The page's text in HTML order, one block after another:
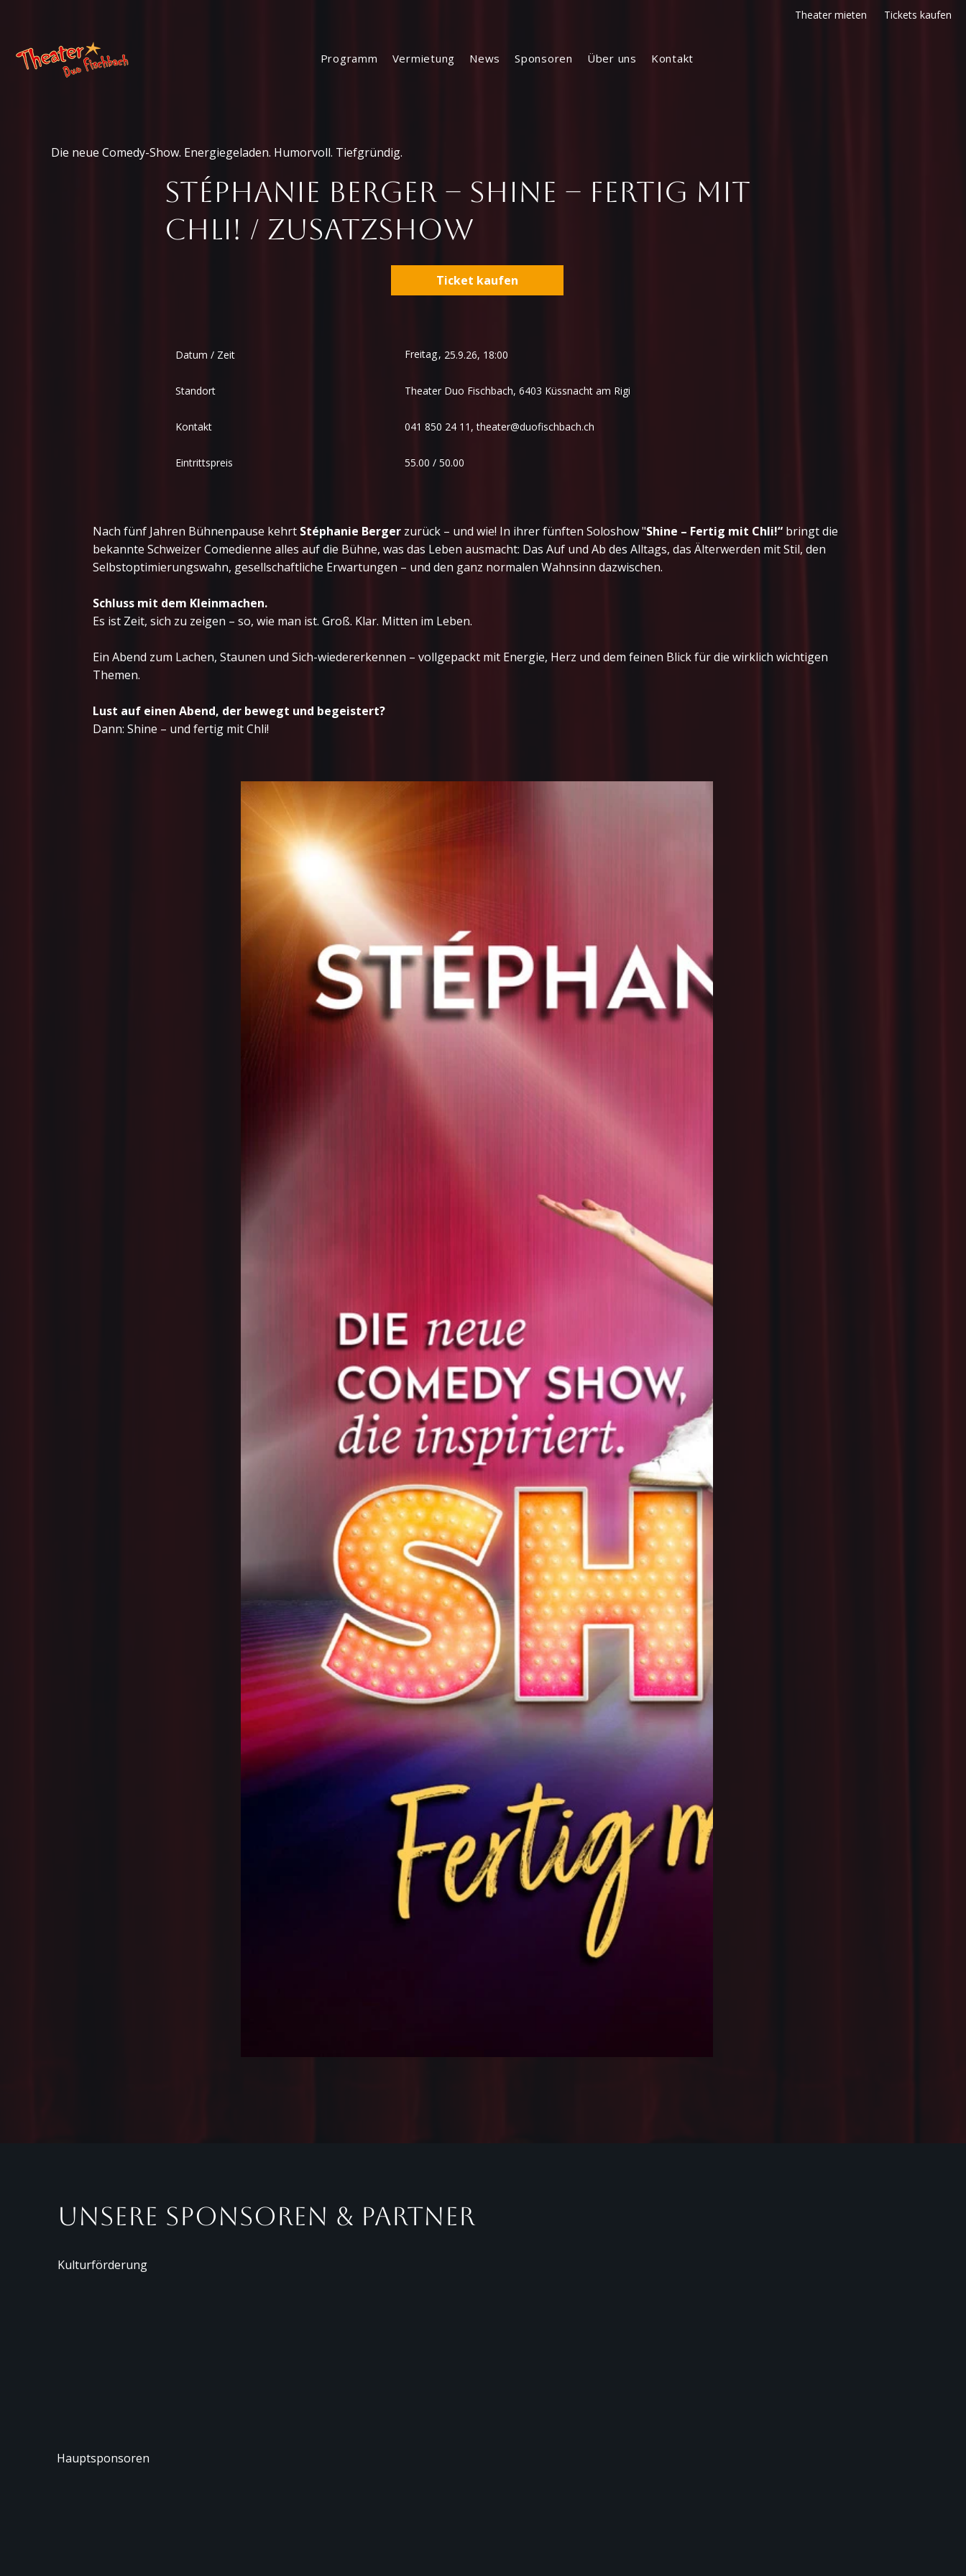
Theater mieten Tickets kaufen
Programm Vermietung News Sponsoren Über uns Kontakt
Die neue Comedy-Show. Energiegeladen. Humorvoll. Tiefgründig.
Stéphanie Berger – Shine – Fertig mit
Chli! / Zusatzshow
Ticket kaufen
Datum / Zeit Freitag, 25.9.26, 18:00
Standort Theater Duo Fischbach, 6403 Küssnacht am Rigi
Kontakt 041 850 24 11,theater@duofischbach.ch
Eintrittspreis 55.00 / 50.00
Nach fünf Jahren Bühnenpause kehrt Stéphanie Berger zurück – und wie! In ihrer fünften Soloshow "Shine – Fertig mit Chli!“ bringt die
bekannte Schweizer Comedienne alles auf die Bühne, was das Leben ausmacht: Das Auf und Ab des Alltags, das Älterwerden mit Stil, den
Selbstoptimierungswahn, gesellschaftliche Erwartungen – und den ganz normalen Wahnsinn dazwischen.
Schluss mit dem Kleinmachen.
Es ist Zeit, sich zu zeigen – so, wie man ist. Groß. Klar. Mitten im Leben.
Ein Abend zum Lachen, Staunen und Sich-wiedererkennen – vollgepackt mit Energie, Herz und dem feinen Blick für die wirklich wichtigen
Themen.
Lust auf einen Abend, der bewegt und begeistert?
Dann: Shine – und fertig mit Chli!
Unsere Sponsoren & Partner
Kulturförderung
Hauptsponsoren